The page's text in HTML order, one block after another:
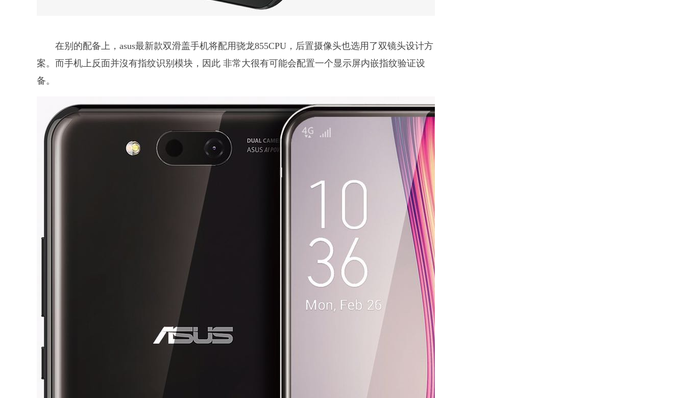
在别的配备上，asus最新款双滑盖手机将配用骁龙855CPU，后置摄像头也选用了双镜头设计方
案。而手机上反面并沒有指纹识别模块，因此 非常大很有可能会配置一个显示屏内嵌指纹验证设
备。